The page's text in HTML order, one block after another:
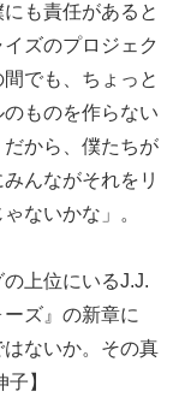
も責任があると
ズのプロジェク
でも、ちょっと
ものを作らない
から、僕たちが
んながそれをリ
ないかな」。
上位にいるJ.J.
ズ』の新章に
ないか。その真
】